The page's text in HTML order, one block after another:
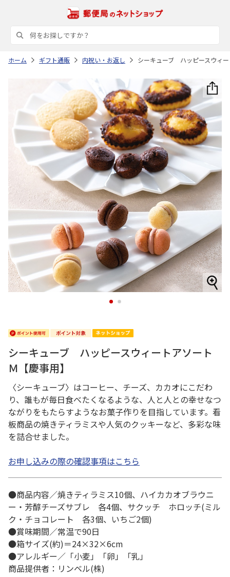
ホーム ギフト通販 内祝い・お返し シーキューブ ハッピースウィ
1 2
シーキューブ ハッピースウィートアソート
Ｍ【慶事用】
〈シーキューブ〉はコーヒー、チーズ、カカオにこだわ
り、誰もが毎日食べたくなるような、人と人との幸せなつ
ながりをもたらすようなお菓子作りを目指しています。看
板商品の焼きティラミスや人気のクッキーなど、多彩な味
を詰合せました。
お申し込みの際の確認事項はこちら
●商品内容／焼きティラミス10個、ハイカカオブラウニ
ー・芳醇チーズサブレ 各4個、サクッチ ホロッチ(ミル
ク・チョコレート 各3個、いちご2個)
●賞味期間／常温で90日
●箱サイズ(約)＝24×32×6cm
●アレルギー／「小麦」「卵」「乳」
商品提供者：リンベル(株)